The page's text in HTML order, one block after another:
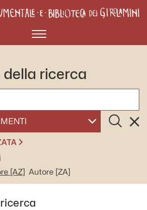
Menù
ricerca
Cerca
[AZ] Autore [ZA]